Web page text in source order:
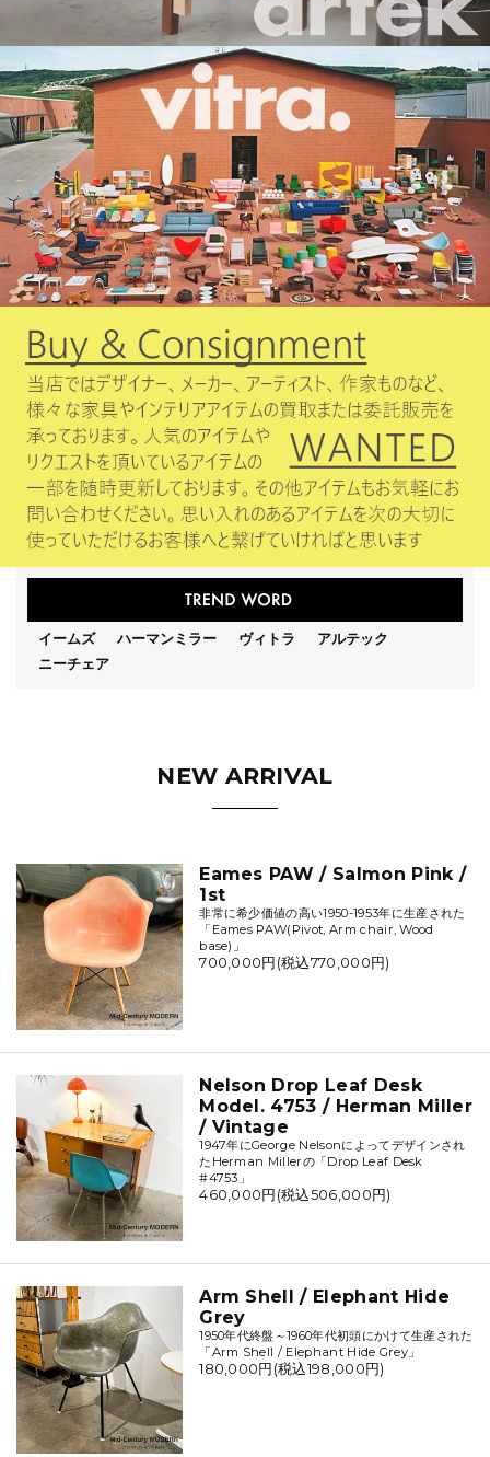
イームズ ハーマンミラー ヴィトラ
アルテック
ニーチェア
NEW ARRIVAL
Eames PAW / Salmon Pink /
1st
非常に希少価値の高い1950-1953年に生産された
「Eames PAW(Pivot, Arm chair, Wood
base)」
700,000円(税込770,000円)
Nelson Drop Leaf Desk
Model. 4753 / Herman Miller
/ Vintage
1947年にGeorge Nelsonによってデザインされ
たHerman Millerの「Drop Leaf Desk
#4753」
460,000円(税込506,000円)
Arm Shell / Elephant Hide
Grey
1950年代終盤～1960年代初頭にかけて生産された
「Arm Shell / Elephant Hide Grey」
180,000円(税込198,000円)